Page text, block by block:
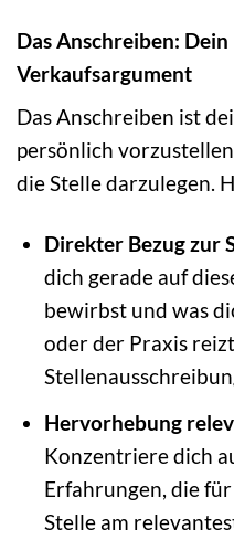
Das Anschreiben:
Verkaufsargument
Das Anschreiben ist
persönlich
die Stelle darzulegen.
Direkter Bezug zur
dich gerade auf
bewirbst und was
oder der Praxis
Hervorhebung
Konzentriere dich
Erfahrungen, die
Stelle am